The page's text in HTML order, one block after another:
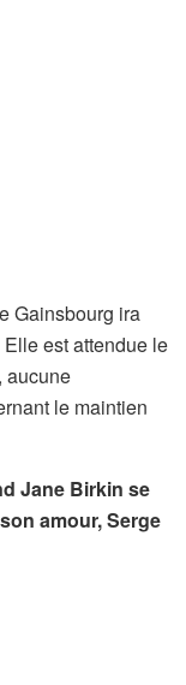
Gainsbourg ira
est attendue le
aucune
le maintien
Jane Birkin se
amour, Serge